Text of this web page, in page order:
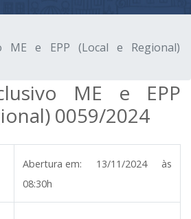
ME e EPP (Local e Regional)
ME e EPP
0059/2024
Abertura em:
13/11/2024 às
08:30h